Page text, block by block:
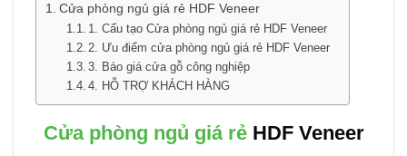
Cửa phòng ngủ giá rẻ HDF Veneer
1. Cấu tạo Cửa phòng ngủ giá rẻ HDF Veneer
2. Ưu điểm cửa phòng ngủ giá rẻ HDF Veneer
3. Báo giá cửa gỗ công nghiệp
4. HỖ TRỢ KHÁCH HÀNG
Cửa phòng ngủ giá rẻ HDF Veneer